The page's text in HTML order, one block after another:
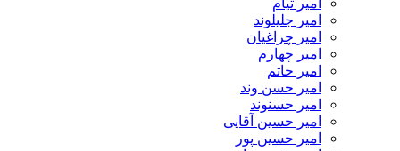
امیر تیام
امیر جلیلوند
امیر چراغیان
امیر چهارم
امیر حاتم
امیر حسن وند
امیر حسنوند
امیر حسین آقایی
امیر حسین پور